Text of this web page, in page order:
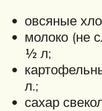
овсяные
молоко (не
½ л;
л.;
сахар